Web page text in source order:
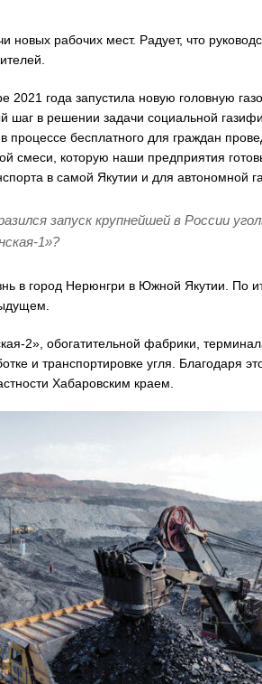
новых рабочих мест. Радует, что
2021 года запустила новую головную
шаг в решении задачи социальной
бесплатного для граждан
смеси, которую наши предприятия
в самой Якутии и для автономной
запуск крупнейшей в России
1»?
в город Нерюнгри в Южной Якутии. По
2», обогатительной фабрики,
и транспортировке угля. Благодаря
Хабаровским краем.